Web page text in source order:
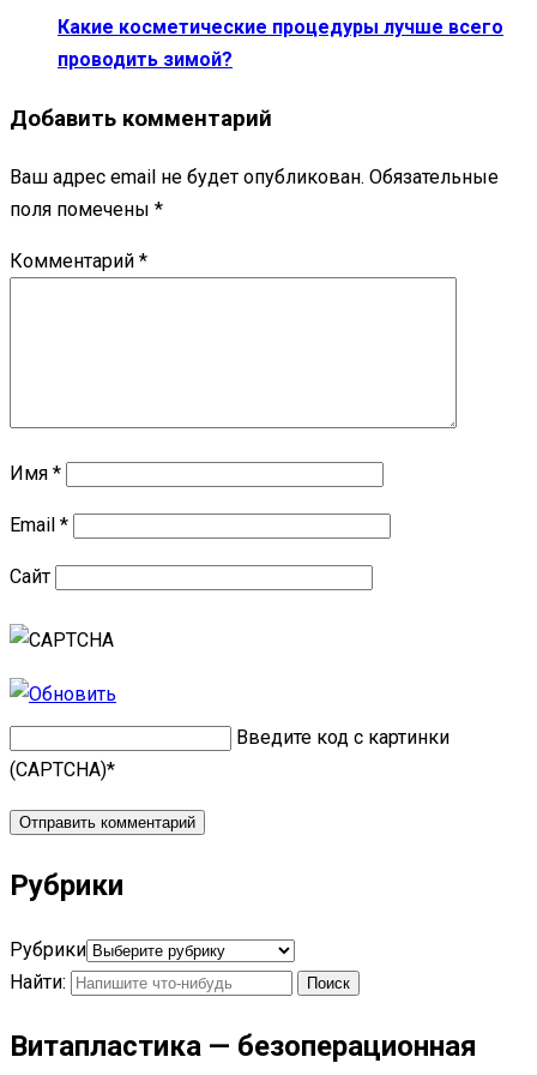
Какие косметические процедуры лучше всего
проводить зимой?
Добавить комментарий
Ваш адрес email не будет опубликован. Обязательные
поля помечены *
Комментарий *
Имя *
Email *
Сайт
Введите код с картинки
(CAPTCHA)*
Рубрики
Рубрики
Найти:
Витапластика — безоперационная